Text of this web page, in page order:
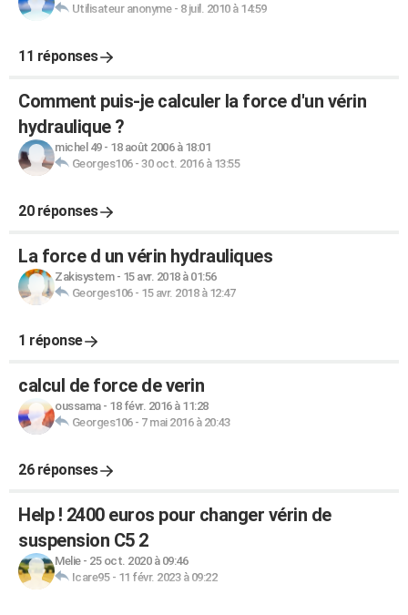
Utilisateur anonyme- 8 juil. 2010 à 14:59
11 réponses
Comment puis-je calculer la force d'un vérin
hydraulique ?
michel 49- 18 août 2006 à 18:01
Georges106- 30 oct. 2016 à 13:55
20 réponses
La force d un vérin hydrauliques
Zakisystem- 15 avr. 2018 à 01:56
Georges106- 15 avr. 2018 à 12:47
1 réponse
calcul de force de verin
oussama- 18 févr. 2016 à 11:28
Georges106- 7 mai 2016 à 20:43
26 réponses
Help ! 2400 euros pour changer vérin de
suspension C5 2
Melie- 25 oct. 2020 à 09:46
Icare95- 11 févr. 2023 à 09:22